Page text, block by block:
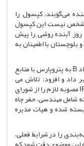
می‌گویند، کپسول را
مشخص نیست این کپسول
کجا مصرف می‌شود"، گفت: تلاش می شود تا 15 روز آینده روشی را پیش
بلوچستان با اطمینان به
زنگنه از واگذاری بخش اول توسعه میدان فرزاد B به پتروپارس با منابع
دلار خبر داد و افزود: تلاش می
شود تا بر مبنای ماده 12 در قالب بیع متقابل یا IPC مصوبه لازم را از شورای
شامل مهندسی،‌ حفر چاه
شده و هیات مدیره
را در شرایط فعلی،